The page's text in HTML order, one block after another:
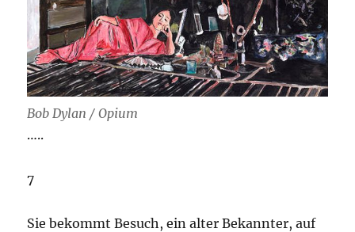
Bob Dylan / Opium
…..
7
Sie bekommt Besuch, ein alter Bekannter, auf